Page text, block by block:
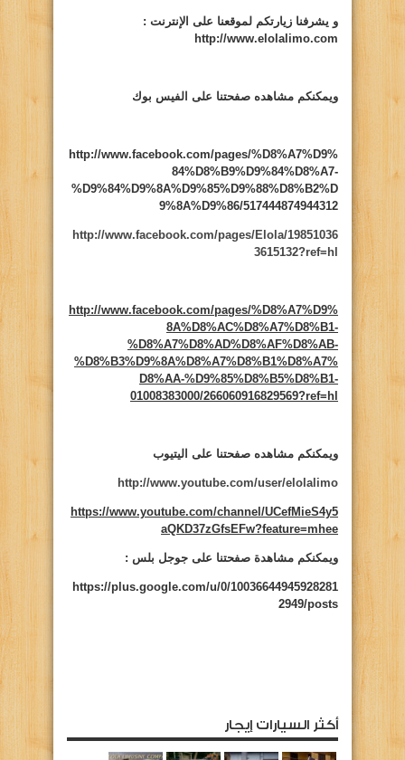
و يشرفنا زيارتكم لموقعنا على الإنترنت :
http://www.elolalimo.com
ويمكنكم مشاهده صفحتنا على الفيس بوك
http://www.facebook.com/pages/%D8%A7%D9%
84%D8%B9%D9%84%D8%A7-
%D9%84%D9%8A%D9%85%D9%88%D8%B2%D
9%8A%D9%86/517444874944312
http://www.facebook.com/pages/Elola/19851036
3615132?ref=hl
http://www.facebook.com/pages/%D8%A7%D9%
8A%D8%AC%D8%A7%D8%B1-
%D8%A7%D8%AD%D8%AF%D8%AB-
%D8%B3%D9%8A%D8%A7%D8%B1%D8%A7%
D8%AA-%D9%85%D8%B5%D8%B1-
01008383000/266060916829569?ref=hl
ويمكنكم مشاهده صفحتنا على اليتيوب
http://www.youtube.com/user/elolalimo
https://www.youtube.com/channel/UCefMieS4y5
aQKD37zGfsEFw?feature=mhee
ويمكنكم مشاهدة صفحتنا على جوجل بلس :
https://plus.google.com/u/0/10036644945928281
2949/posts
أكثر السيارات إيجار